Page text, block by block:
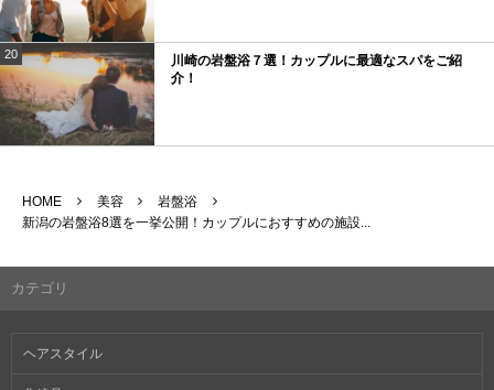
20
川崎の岩盤浴７選！カップルに最適なスパをご紹
介！
HOME 美容
岩盤浴
新潟の岩盤浴8選を一挙公開！カップルにおすすめの施設...
カテゴリ
ヘアスタイル